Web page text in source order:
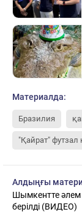
Материалда:
Бразилия
"Қайрат" футзал
Алдыңғы
Шымкентте әлем
берілді (ВИДЕО)